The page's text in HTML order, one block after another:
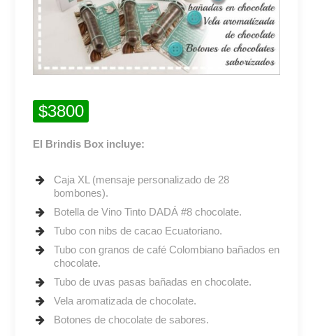
$3800
El Brindis Box incluye:
Caja XL (mensaje personalizado de 28
bombones).
Botella de Vino Tinto DADÁ #8 chocolate.
Tubo con nibs de cacao Ecuatoriano.
Tubo con granos de café Colombiano bañados en
chocolate.
Tubo de uvas pasas bañadas en chocolate.
Vela aromatizada de chocolate.
Botones de chocolate de sabores.